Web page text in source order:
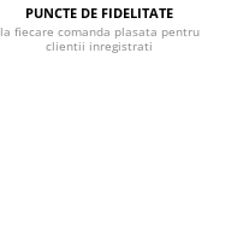
PUNCTE DE FIDELITATE
la fiecare comanda plasata pentru
clientii inregistrati